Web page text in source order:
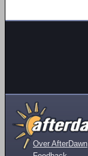
Over AfterDawn